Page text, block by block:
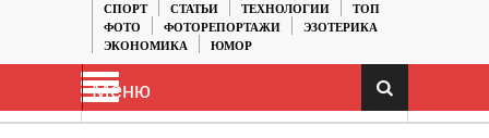
СПОРТ
СТАТЬИ ТЕХНОЛОГИИ
ТОП
ФОТО
ФОТОРЕПОРТАЖИ
ЭЗОТЕРИКА
ЭКОНОМИКА
ЮМОР
Меню